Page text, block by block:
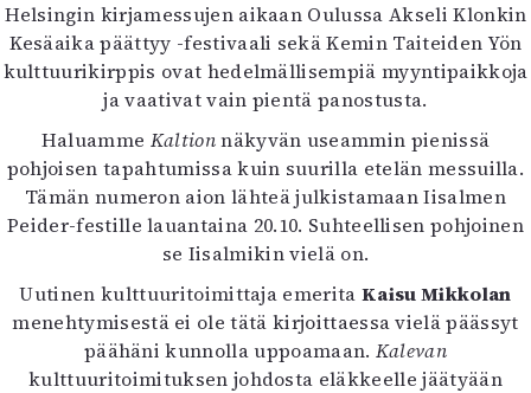
Helsingin kirjamessujen aikaan Oulussa Akseli Klonkin
Kesäaika päättyy -festivaali sekä Kemin Taiteiden Yön
kulttuurikirppis ovat hedelmällisempiä myyntipaikkoja
ja vaativat vain pientä panostusta.
Haluamme Kaltionnäkyvän useammin pienissä
pohjoisen tapahtumissa kuin suurilla etelän messuilla.
Tämän numeron aion lähteä julkistamaan Iisalmen
Peider-festille lauantaina 20.10. Suhteellisen pohjoinen
se Iisalmikin vielä on.
Uutinen kulttuuritoimittaja emeritaKaisu Mikkolan
menehtymisestä ei ole tätä kirjoittaessa vielä päässyt
päähäni kunnolla uppoamaan. Kalevan
kulttuuritoimituksen johdosta eläkkeelle jäätyään